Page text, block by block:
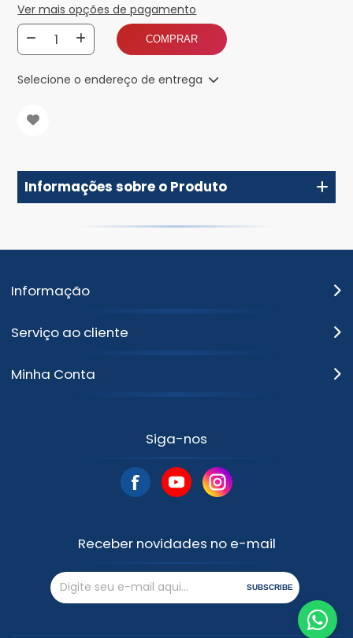
Ver mais opções de pagamento
COMPRAR
Selecione o endereço de entrega
Informações sobre o Produto
Informação
Serviço ao cliente
Minha Conta
Siga-nos
Receber novidades no e-mail
SUBSCRIBE